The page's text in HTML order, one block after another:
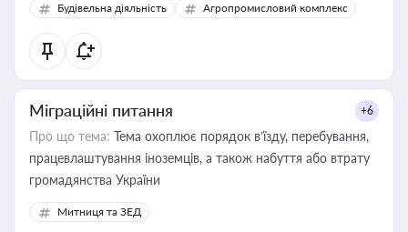
Будівельна діяльність Агропромисловий комплекс
Міграційні питання +6
Про що тема: Тема охоплює порядок в’їзду, перебування,
працевлаштування іноземців, а також набуття або втрату
громадянства України
Митниця та ЗЕД